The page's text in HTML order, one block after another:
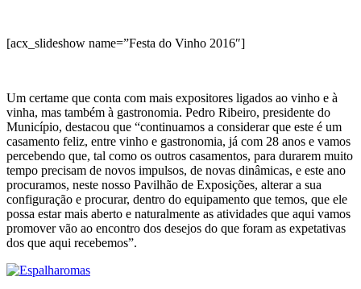
[acx_slideshow name=”Festa do Vinho 2016″]
Um certame que conta com mais expositores ligados ao vinho e à
vinha, mas também à gastronomia. Pedro Ribeiro, presidente do
Município, destacou que “continuamos a considerar que este é um
casamento feliz, entre vinho e gastronomia, já com 28 anos e vamos
percebendo que, tal como os outros casamentos, para durarem muito
tempo precisam de novos impulsos, de novas dinâmicas, e este ano
procuramos, neste nosso Pavilhão de Exposições, alterar a sua
configuração e procurar, dentro do equipamento que temos, que ele
possa estar mais aberto e naturalmente as atividades que aqui vamos
promover vão ao encontro dos desejos do que foram as expetativas
dos que aqui recebemos”.